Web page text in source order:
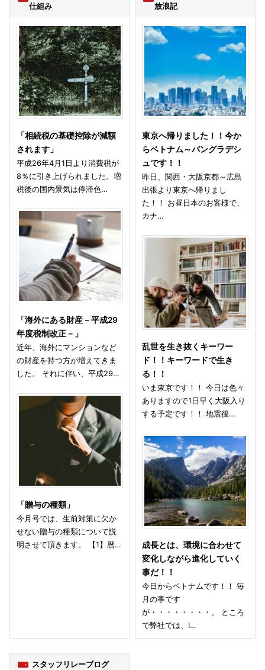
仕組み
「相続税の基礎控除が減額
されます」
平成26年4月1日より消費税が
8％に引き上げられました。増
税後の国内景気は停滞色…
「海外にある財産－平成29
年度税制改正－」
近年、海外にマンションなど
の財産を持つ方が増えてきま
した。 それに伴い、平成29…
「贈与の種類」
今月号では、生前対策に欠か
せない贈与の種類について説
明させて頂きます。 【1】暦…
放浪記
東京へ帰りました！！今か
らベトナム～バングラデシ
ュです！！
昨日、関西・大阪京都～広島
出張より東京へ帰りまし
た！！ お昼日本のお客様で、
カナ…
乱世を生き抜くキーワー
ド！！キーワードで生き
る！！
いま東京です！！ 今日は色々
ありますので1日早く大阪入り
する予定です！！ 地震後…
成長とは、環境に合わせて
変化しながら進化していく
事だ！！
今日からベトナムです！！ 毎
月の事です
が・・・・・・・・。 ところ
で弊社では、I…
スタッフリレーブログ